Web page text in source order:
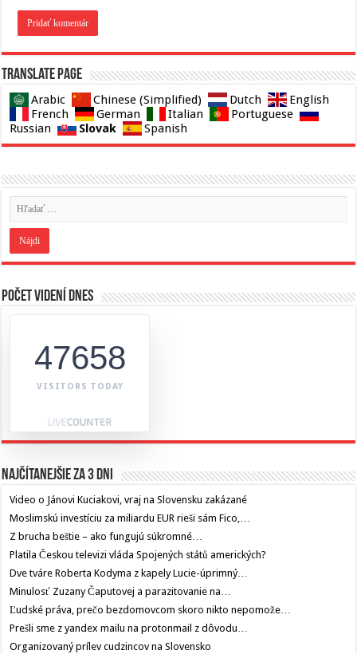
Translate page
Arabic Chinese (Simplified) Dutch
English
French
German Italian
Portuguese
Russian
Slovak Spanish
Počet videní dnes
47658
VISITORS TODAY
Najčítanejšie za 3 dni
Video o Jánovi Kuciakovi, vraj na Slovensku zakázané
Moslimskú investíciu za miliardu EUR rieši sám Fico,…
Z brucha beštie – ako fungujú súkromné…
Platila Českou televizi vláda Spojených států amerických?
Dve tváre Roberta Kodyma z kapely Lucie-úprimný…
Minulosť Zuzany Čaputovej a parazitovanie na…
Ľudské práva, prečo bezdomovcom skoro nikto nepomože…
Prešli sme z yandex mailu na protonmail z dôvodu…
Organizovaný prílev cudzincov na Slovensko